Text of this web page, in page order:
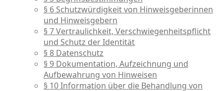
§ 6 Schutzwürdigkeit von Hinweisgeberinnen
und Hinweisgebern
§ 7 Vertraulichkeit, Verschwiegenheitspflicht
und Schutz der Identität
§ 8 Datenschutz
§ 9 Dokumentation, Aufzeichnung und
Aufbewahrung von Hinweisen
§ 10 Information über die Behandlung von